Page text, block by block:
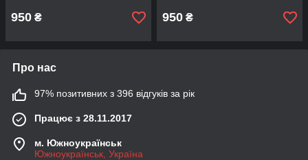
950 ₴ 950 ₴
Про нас
97% позитивних з 396 відгуків за рік
Працює з 28.11.2017
м. Южноукраїнськ
Южноукраїнськ, Україна